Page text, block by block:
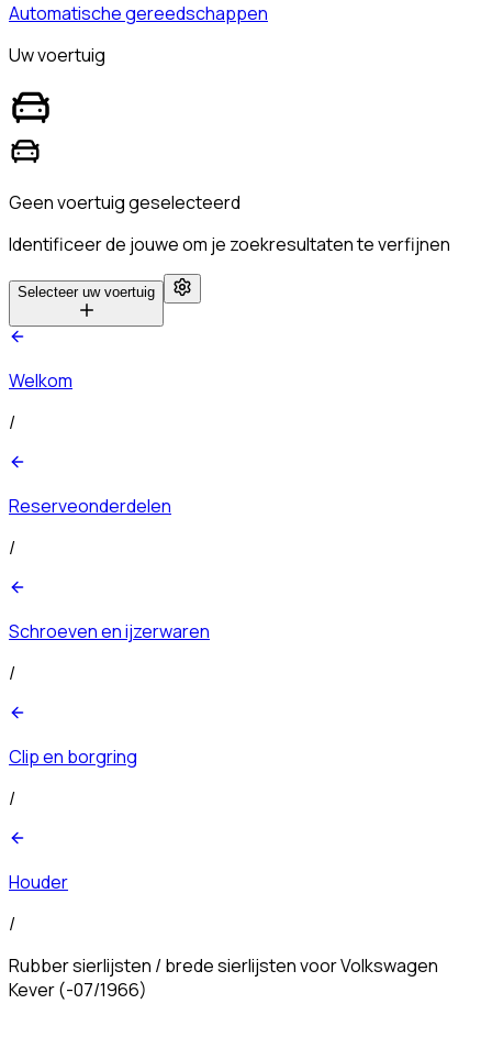
Automatische gereedschappen
Uw voertuig
Geen voertuig geselecteerd
Identificeer de jouwe om je zoekresultaten te verfijnen
Selecteer uw voertuig
Welkom
/
Reserveonderdelen
/
Schroeven en ijzerwaren
/
Clip en borgring
/
Houder
/
Rubber sierlijsten / brede sierlijsten voor Volkswagen
Kever (-07/1966)